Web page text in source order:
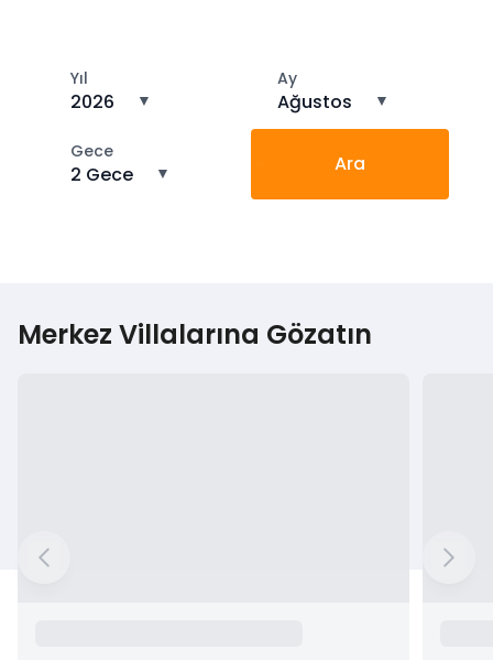
Yıl
2026 ▼
Ay
Ağustos ▼
Gece
2 Gece ▼ Ara
Merkez Villalarına Gözatın